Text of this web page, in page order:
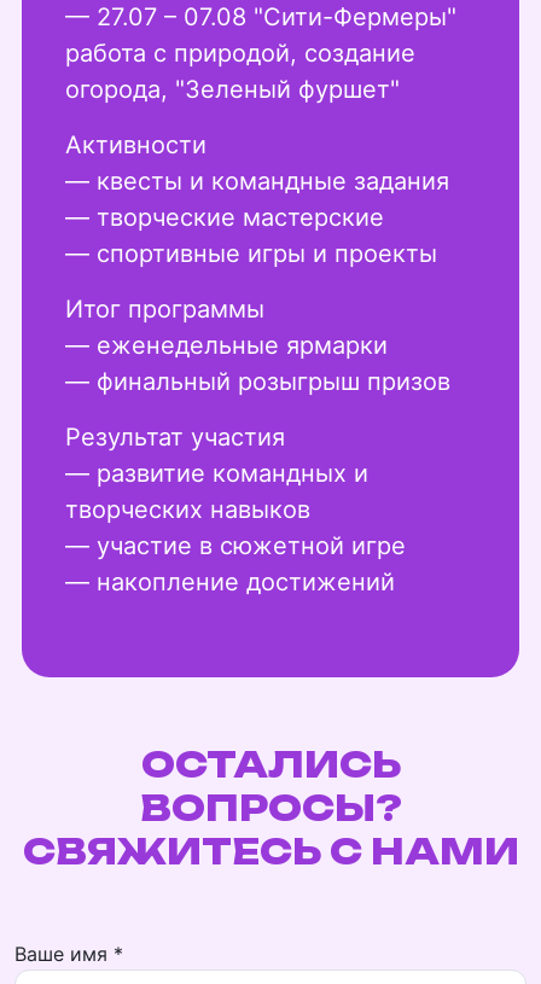
— 27.07 – 07.08 "Сити-Фермеры"
работа с природой, создание
огорода, "Зеленый фуршет"
Активности
— квесты и командные задания
— творческие мастерские
— спортивные игры и проекты
Итог программы
— еженедельные ярмарки
— финальный розыгрыш призов
Результат участия
— развитие командных и
творческих навыков
— участие в сюжетной игре
— накопление достижений
ОСТАЛИСЬ
ВОПРОСЫ?
СВЯЖИТЕСЬ С НАМИ
Ваше имя *